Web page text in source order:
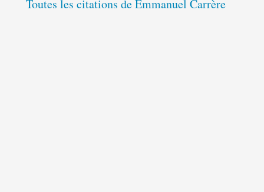
Toutes les citations de Emmanuel Carrère